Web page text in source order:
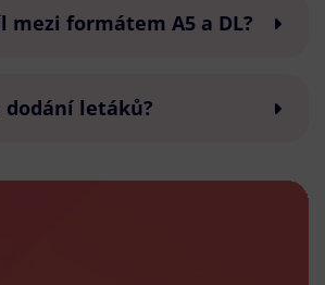
mezi formátem A5 a DL?
dodání letáků?